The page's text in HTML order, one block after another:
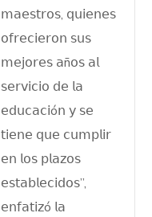
𝗆𝖺𝖾𝗌𝗍𝗋𝗈𝗌, 𝗊𝗎𝗂𝖾𝗇𝖾𝗌
𝗈𝖿𝗋𝖾𝖼𝗂𝖾𝗋𝗈𝗇 𝗌𝗎𝗌
𝗆𝖾𝗃𝗈𝗋𝖾𝗌 𝖺ñ𝗈𝗌 𝖺𝗅
𝗌𝖾𝗋𝗏𝗂𝖼𝗂𝗈 𝖽𝖾 𝗅𝖺
𝖾𝖽𝗎𝖼𝖺𝖼𝗂ó𝗇 𝗒 𝗌𝖾
𝗍𝗂𝖾𝗇𝖾 𝗊𝗎𝖾 𝖼𝗎𝗆𝗉𝗅𝗂𝗋
𝖾𝗇 𝗅𝗈𝗌 𝗉𝗅𝖺𝗓𝗈𝗌
𝖾𝗌𝗍𝖺𝖻𝗅𝖾𝖼𝗂𝖽𝗈𝗌”,
𝖾𝗇𝖿𝖺𝗍𝗂𝗓ó 𝗅𝖺